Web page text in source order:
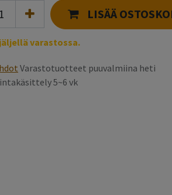
LISÄÄ
varastossa.
Varastotuotteet puuvalmiina heti
5~6 vk